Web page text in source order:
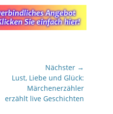
Nächster →
Nächster
Beitrag:
Lust, Liebe und Glück:
Märchenerzähler
erzählt live Geschichten